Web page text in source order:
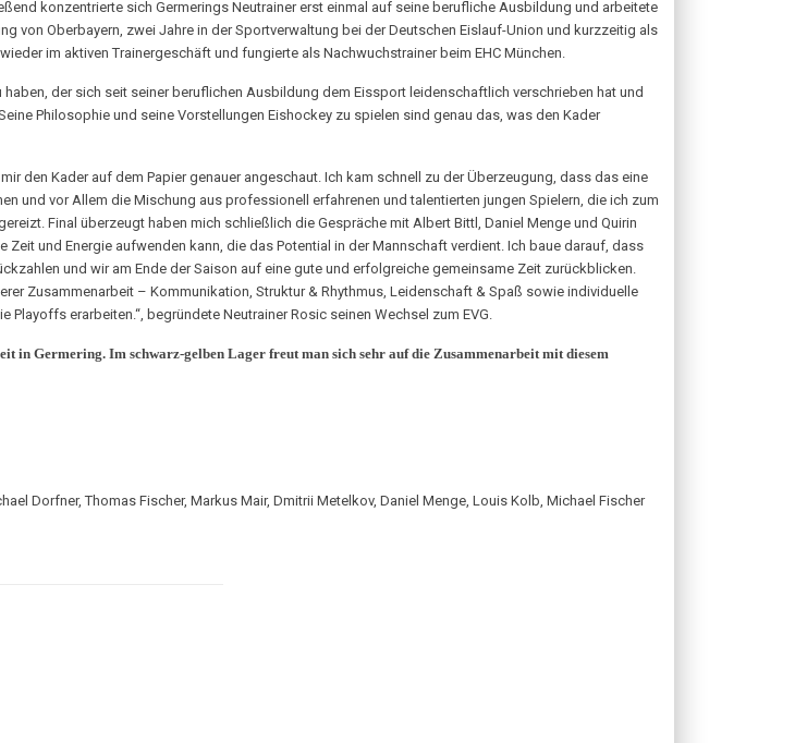
konzentrierte sich Germerings Neutrainer erst einmal auf seine berufliche Ausbildung und arbeitete
von Oberbayern, zwei Jahre in der Sportverwaltung bei der Deutschen Eislauf-Union und kurzzeitig als
im aktiven Trainergeschäft und fungierte als Nachwuchstrainer beim EHC München.
der sich seit seiner beruflichen Ausbildung dem Eissport leidenschaftlich verschrieben hat und
Philosophie und seine Vorstellungen Eishockey zu spielen sind genau das, was den Kader
den Kader auf dem Papier genauer angeschaut. Ich kam schnell zu der Überzeugung, dass das eine
und vor Allem die Mischung aus professionell erfahrenen und talentierten jungen Spielern, die ich zum
Final überzeugt haben mich schließlich die Gespräche mit Albert Bittl, Daniel Menge und Quirin
und Energie aufwenden kann, die das Potential in der Mannschaft verdient. Ich baue darauf, dass
und wir am Ende der Saison auf eine gute und erfolgreiche gemeinsame Zeit zurückblicken.
Zusammenarbeit – Kommunikation, Struktur & Rhythmus, Leidenschaft & Spaß sowie individuelle
erarbeiten.“, begründete Neutrainer Rosic seinen Wechsel zum EVG.
in Germering. Im schwarz-gelben Lager freut man sich sehr auf die Zusammenarbeit mit diesem
Dorfner, Thomas Fischer, Markus Mair, Dmitrii Metelkov, Daniel Menge, Louis Kolb, Michael Fischer